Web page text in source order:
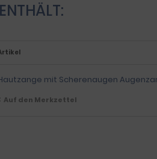
mit Scherenaugen
Auf den Merkzettel